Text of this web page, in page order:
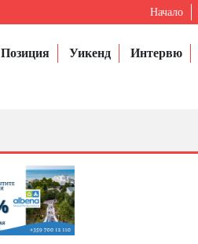
Начало
Позиция Уикенд Интервю